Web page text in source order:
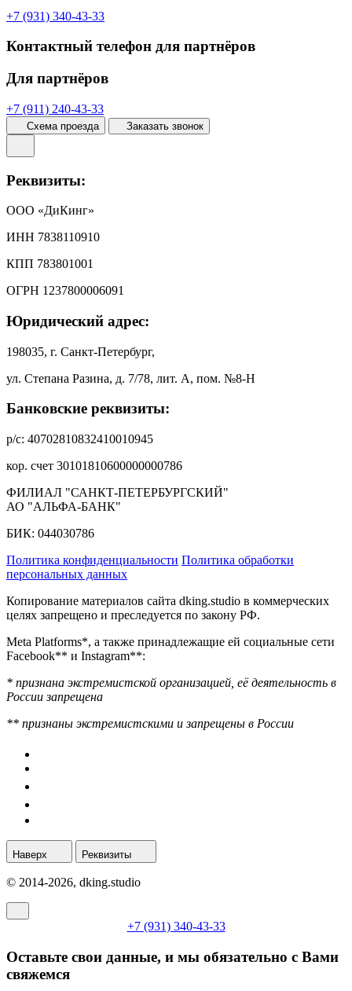
+7 (931) 340-43-33
Контактный телефон для партнёров
Для партнёров
+7 (911) 240-43-33
Схема проезда Заказать звонок
Реквизиты:
ООО «ДиКинг»
ИНН 7838110910
КПП 783801001
ОГРН 1237800006091
Юридический адрес:
198035, г. Санкт-Петербург,
ул. Степана Разина, д. 7/78, лит. А, пом. №8-Н
Банковские реквизиты:
р/с: 40702810832410010945
кор. счет 30101810600000000786
ФИЛИАЛ "САНКТ-ПЕТЕРБУРГСКИЙ"
АО "АЛЬФА-БАНК"
БИК: 044030786
Политика конфиденциальности Политика обработки
персональных данных
Копирование материалов сайта dking.studio в коммерческих
целях запрещено и преследуется по закону РФ.
Meta Platforms*, а также принадлежащие ей социальные сети
Facebook** и Instagram**:
* признана экстремистской организацией, её деятельность в
России запрещена
** признаны экстремистскими и запрещены в России
Наверх Реквизиты
© 2014-2026, dking.studio
+7 (931) 340-43-33
Оставьте свои данные, и мы обязательно с Вами
свяжемся